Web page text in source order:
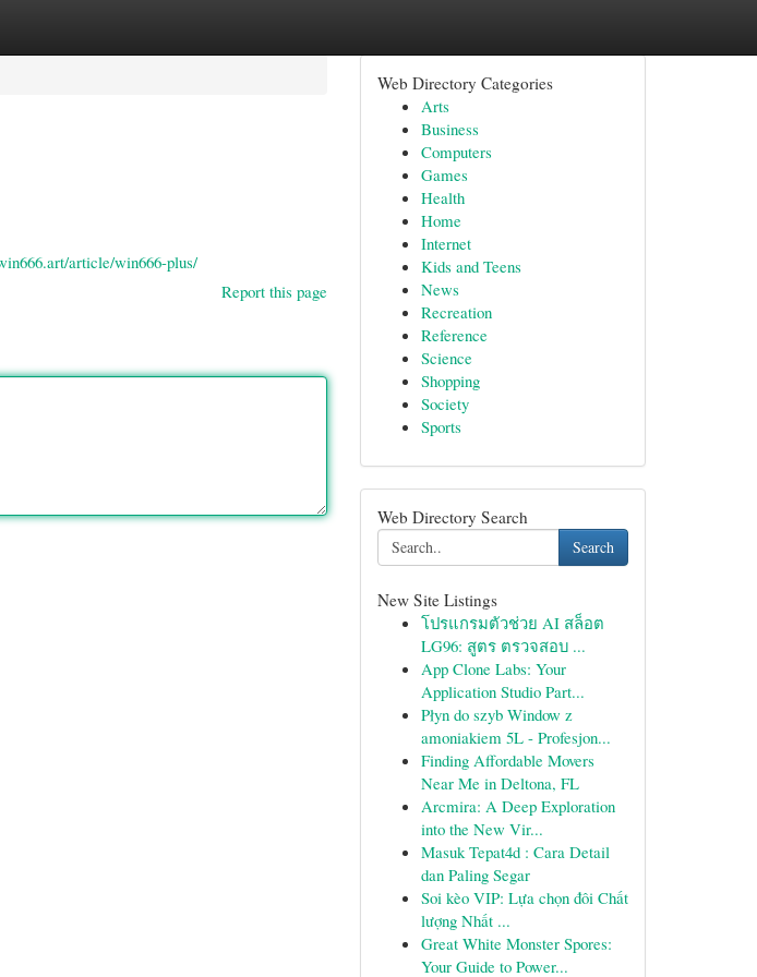
article/win666-plus/
Report this page
Web Directory Categories
Arts
Business
Computers
Games
Health
Home
Internet
Kids and Teens
News
Recreation
Reference
Science
Shopping
Society
Sports
Web Directory Search
Search
New Site Listings
โปรแกรมตัวช่วย AI สล็อต
LG96: สูตร ตรวจสอบ ...
App Clone Labs: Your
Application Studio Part...
Płyn do szyb Window z
amoniakiem 5L - Profesjon...
Finding Affordable Movers
Near Me in Deltona, FL
Arcmira: A Deep Exploration
into the New Vir...
Masuk Tepat4d : Cara Detail
dan Paling Segar
Soi kèo VIP: Lựa chọn đôi Chất
lượng Nhất ...
Great White Monster Spores:
Your Guide to Power...